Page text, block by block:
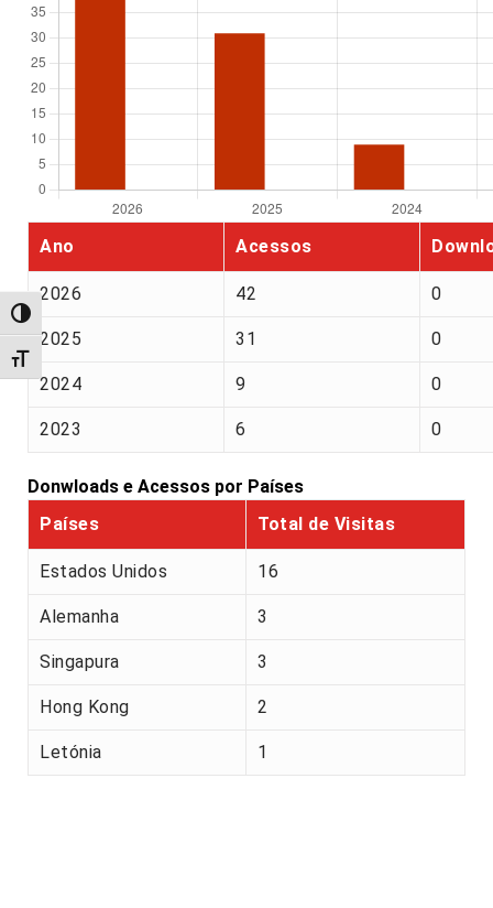
Alternar alto contraste
Alternar tamanho da fonte
Ano Acessos
2026 42 0
2025 31 0
2024 9 0
2023 6 0
Donwloads e Acessos por Países
Países
Total de Visitas
Estados Unidos 16
Alemanha 3
Singapura 3
Hong Kong 2
Letónia 1